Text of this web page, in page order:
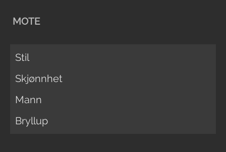
MOTE
Stil
Skjønnhet
Mann
Bryllup